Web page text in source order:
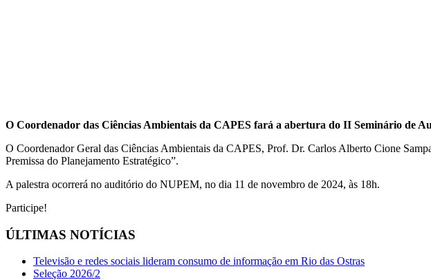
O Coordenador das Ciências Ambientais da CAPES fará a abertura do II Seminário de
O Coordenador Geral das Ciências Ambientais da CAPES, Prof. Dr. Carlos Alberto Cione
Premissa do Planejamento Estratégico”.
A palestra ocorrerá no auditório do NUPEM, no dia 11 de novembro de 2024, às 18h.
Participe!
ÚLTIMAS NOTÍCIAS
Televisão e redes sociais lideram consumo de informação em Rio das Ostras
Seleção 2026/2